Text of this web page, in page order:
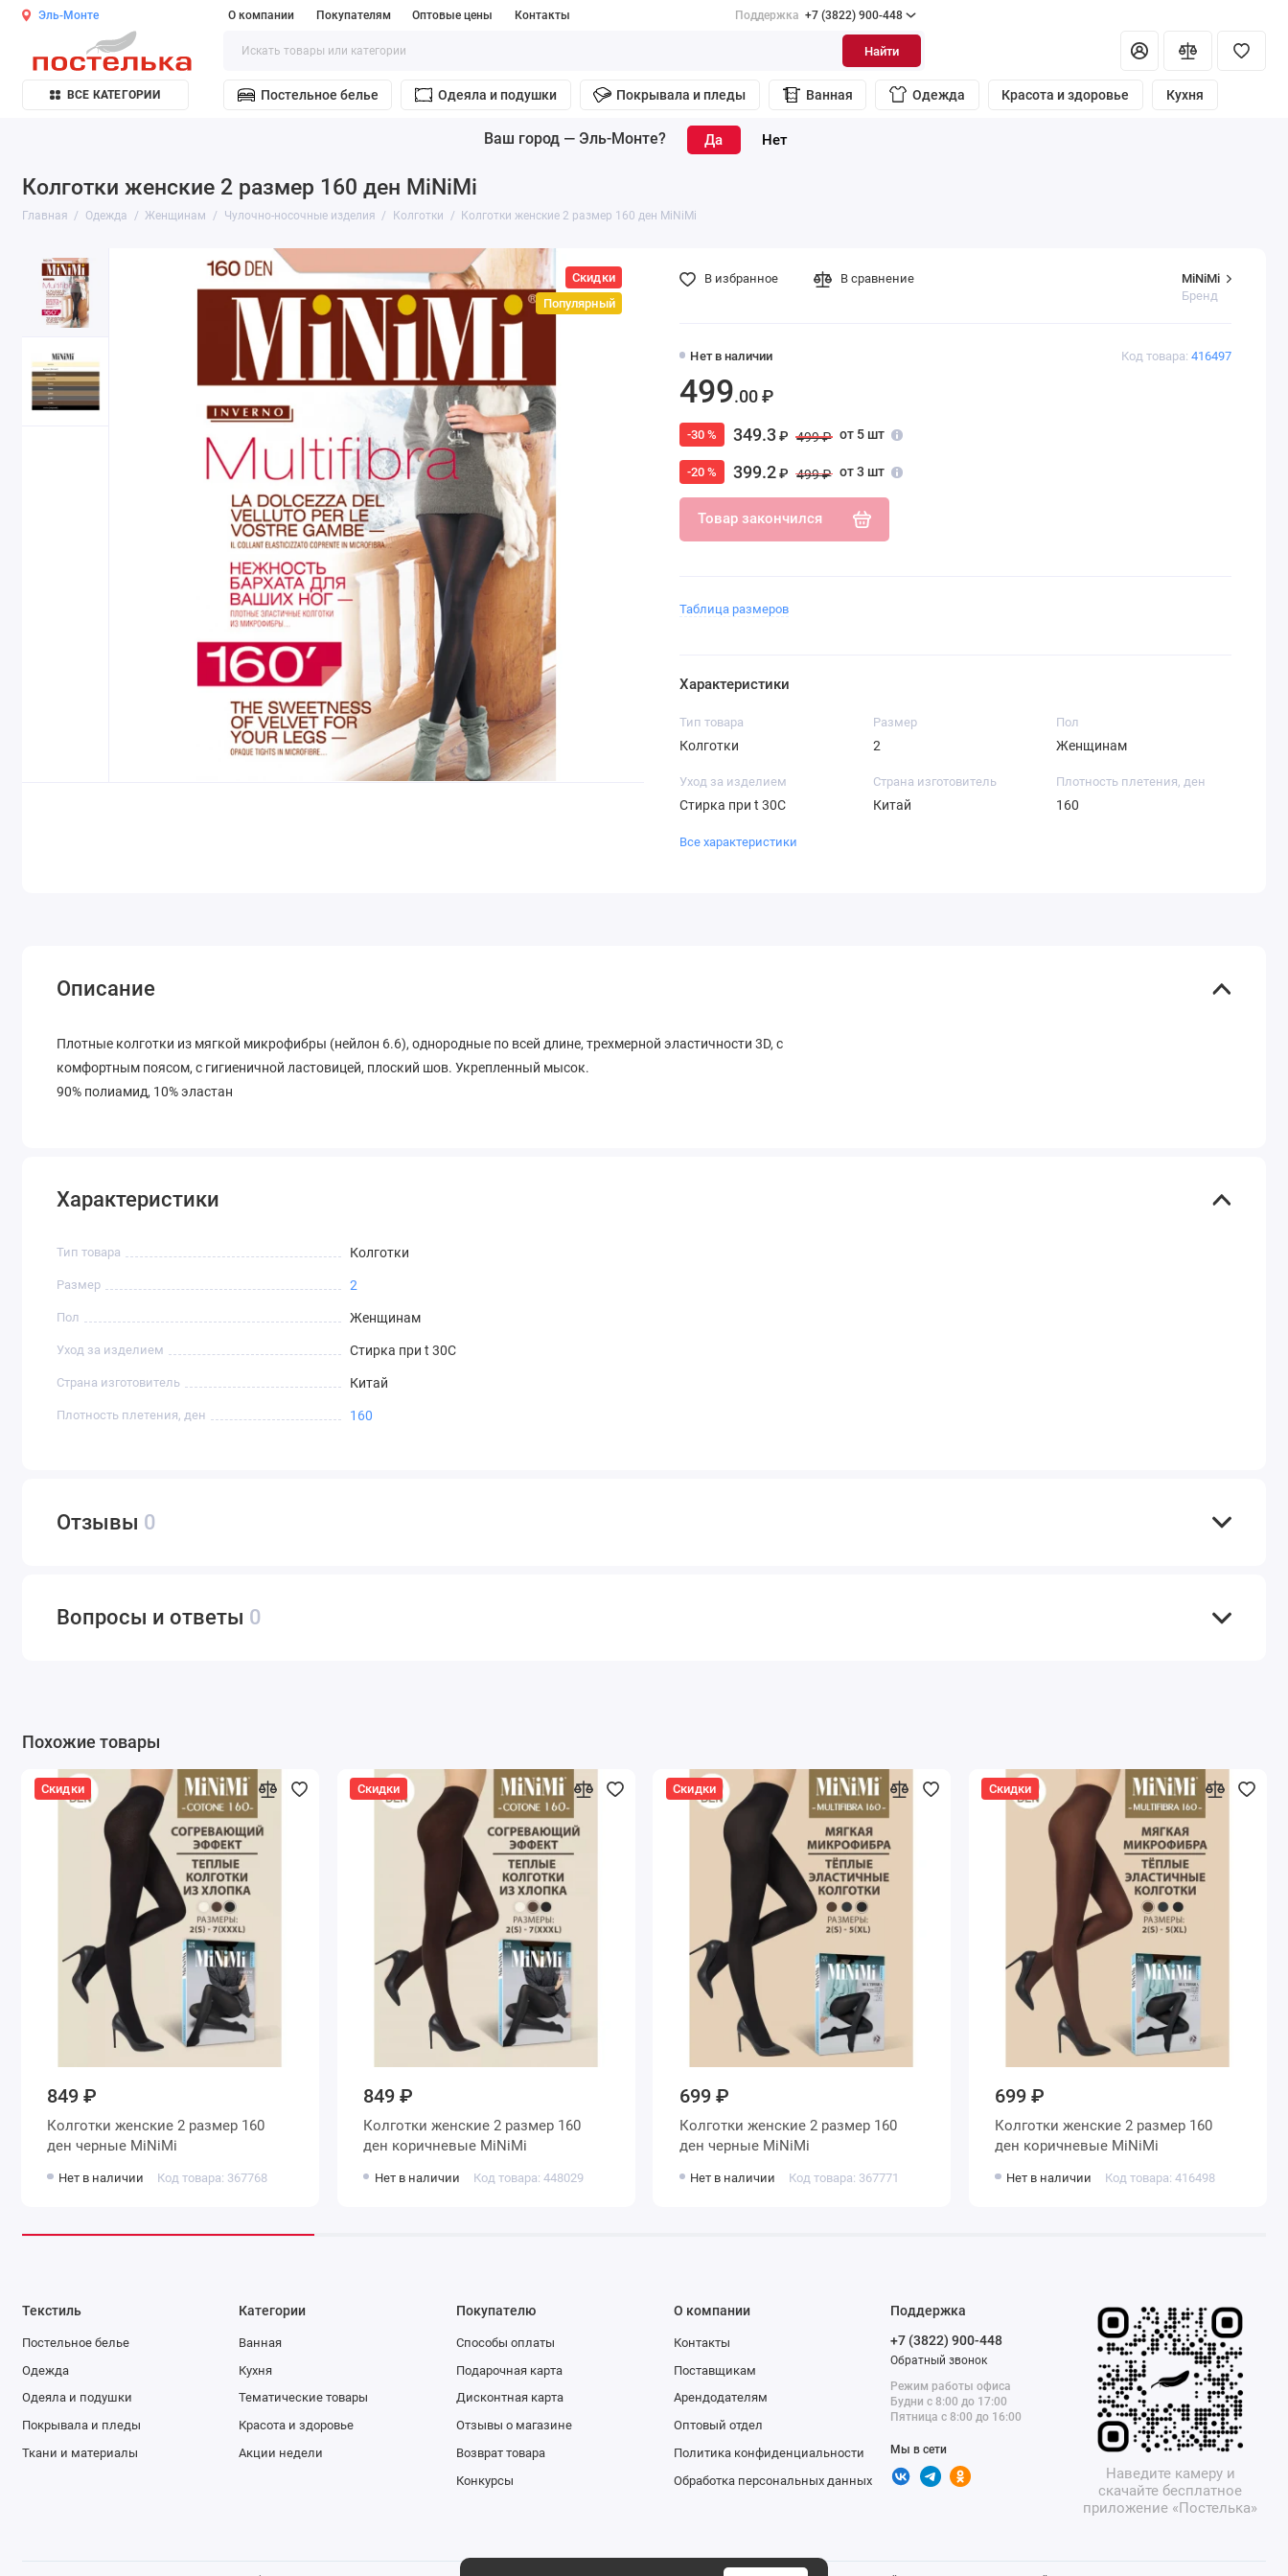
Эль-Монте О компании Покупателям Оптовые цены Контакты Поддержка +7 (3822) 900-448
Найти
ВСЕ КАТЕГОРИИ Постельное белье Одеяла и подушки Покрывала и пледы Ванная Одежда Красота и здоровье Кухня
Ваш город — Эль-Монте?
Колготки женские 2 размер 160 ден MiNiMi
Главная Одежда Женщинам Чулочно-носочные изделия Колготки Колготки женские 2 размер 160 ден MiNiMi
Скидки
Популярный
Код товара: 416497
MiNiMi
Бренд
Нет в наличии
499.00 ₽
-30 % 349.3₽ 499 ₽ от 5 шт
-20 % 399.2₽ 499 ₽ от 3 шт
Товар закончился
В избранное В сравнение
Таблица размеров
Характеристики
Тип товара
Колготки
Размер
2
Пол
Женщинам
Уход за изделием
Стирка при t 30С
Страна изготовитель
Китай
Плотность плетения, ден
160
Все характеристики
Описание
Плотные колготки из мягкой микрофибры (нейлон 6.6), однородные по всей длине, трехмерной эластичности 3D, с
комфортным поясом, с гигиеничной ластовицей, плоский шов. Укрепленный мысок.
90% полиамид, 10% эластан
Характеристики
Тип товара Колготки
Размер 2
Пол Женщинам
Уход за изделием Стирка при t 30С
Страна изготовитель Китай
Плотность плетения, ден 160
Отзывы 0
Вопросы и ответы 0
Похожие товары
Скидки
849 ₽
Колготки женские 2 размер 160
ден черные MiNiMi
Нет в наличии Код товара: 367768
Скидки
849 ₽
Колготки женские 2 размер 160
ден коричневые MiNiMi
Нет в наличии Код товара: 448029
Скидки
699 ₽
Колготки женские 2 размер 160
ден черные MiNiMi
Нет в наличии Код товара: 367771
Скидки
699 ₽
Колготки женские 2 размер 160
ден коричневые MiNiMi
Нет в наличии Код товара: 416498
Текстиль
Постельное белье
Одежда
Одеяла и подушки
Покрывала и пледы
Ткани и материалы
Категории
Ванная
Кухня
Тематические товары
Красота и здоровье
Акции недели
Покупателю
Способы оплаты
Подарочная карта
Дисконтная карта
Отзывы о магазине
Возврат товара
Конкурсы
О компании
Контакты
Поставщикам
Арендодателям
Оптовый отдел
Политика конфиденциальности
Обработка персональных данных
Поддержка
+7 (3822) 900-448
Обратный звонок
Режим работы офиса
Будни с 8:00 до 17:00
Пятница с 8:00 до 16:00
Мы в сети
Наведите камеру и
скачайте бесплатное
приложение «Постелька»